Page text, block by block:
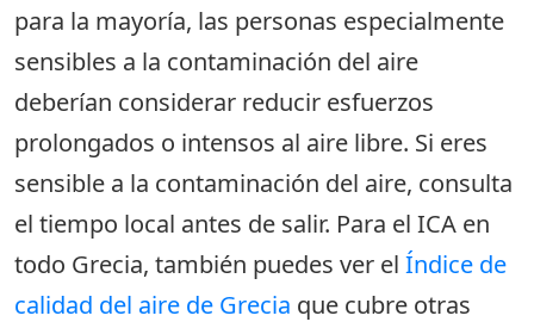
para la mayoría, las personas especialmente
sensibles a la contaminación del aire
deberían considerar reducir esfuerzos
prolongados o intensos al aire libre. Si eres
sensible a la contaminación del aire, consulta
el tiempo local antes de salir. Para el ICA en
todo Grecia, también puedes ver el Índice de
calidad del aire de Grecia que cubre otras